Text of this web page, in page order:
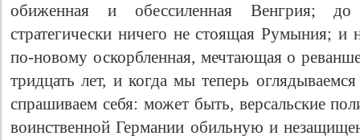
обиженная и обессиленная Венгрия;
стратегически ничего не стоящая Румыния;
по-новому оскорбленная, мечтающая о
тридцать лет, и когда мы теперь
спрашиваем себя: может быть, версальские
воинственной Германии обильную и